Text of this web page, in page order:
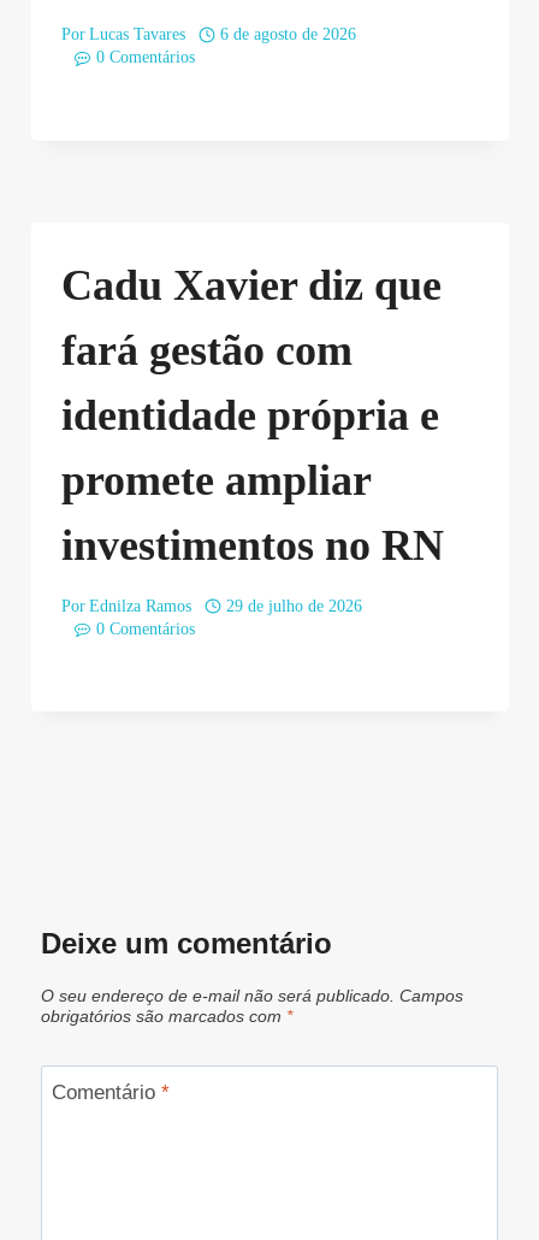
Por Lucas Tavares
6 de agosto de 2026
0 Comentários
Cadu Xavier diz que
fará gestão com
identidade própria e
promete ampliar
investimentos no RN
Por Ednilza Ramos
29 de julho de 2026
0 Comentários
Deixe um comentário
O seu endereço de e-mail não será publicado. Campos
obrigatórios são marcados com *
Comentário *